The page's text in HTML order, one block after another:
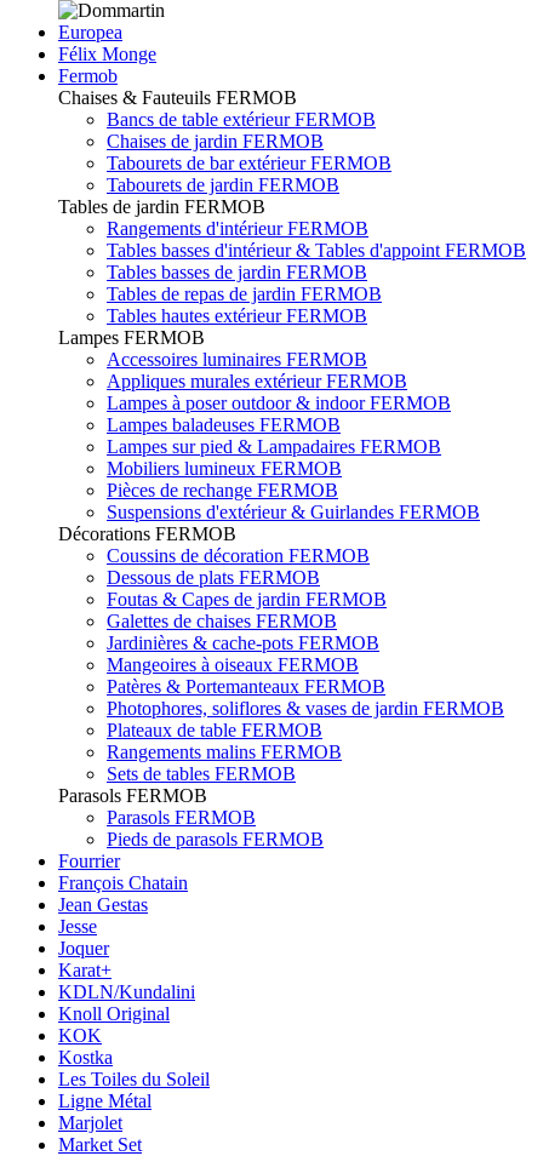
Europea
Félix Monge
Fermob
Chaises & Fauteuils FERMOB
Bancs de table extérieur FERMOB
Chaises de jardin FERMOB
Tabourets de bar extérieur FERMOB
Tabourets de jardin FERMOB
Tables de jardin FERMOB
Rangements d'intérieur FERMOB
Tables basses d'intérieur & Tables d'appoint FERMOB
Tables basses de jardin FERMOB
Tables de repas de jardin FERMOB
Tables hautes extérieur FERMOB
Lampes FERMOB
Accessoires luminaires FERMOB
Appliques murales extérieur FERMOB
Lampes à poser outdoor & indoor FERMOB
Lampes baladeuses FERMOB
Lampes sur pied & Lampadaires FERMOB
Mobiliers lumineux FERMOB
Pièces de rechange FERMOB
Suspensions d'extérieur & Guirlandes FERMOB
Décorations FERMOB
Coussins de décoration FERMOB
Dessous de plats FERMOB
Foutas & Capes de jardin FERMOB
Galettes de chaises FERMOB
Jardinières & cache-pots FERMOB
Mangeoires à oiseaux FERMOB
Patères & Portemanteaux FERMOB
Photophores, soliflores & vases de jardin FERMOB
Plateaux de table FERMOB
Rangements malins FERMOB
Sets de tables FERMOB
Parasols FERMOB
Parasols FERMOB
Pieds de parasols FERMOB
Fourrier
François Chatain
Jean Gestas
Jesse
Joquer
Karat+
KDLN/Kundalini
Knoll Original
KOK
Kostka
Les Toiles du Soleil
Ligne Métal
Marjolet
Market Set